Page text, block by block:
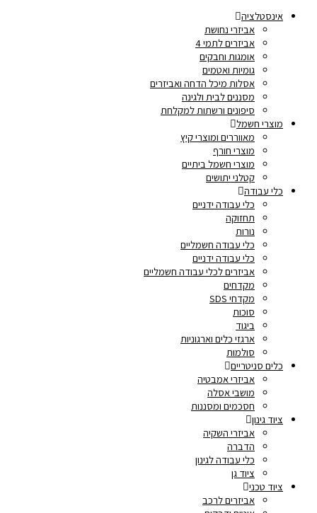
אינסטלציה
אביזרי נחושת
אביזרים לתמי 4
אומגות וחבקים
גומיות ואטמים
אסלות מיכל הדחה ואביזרים
מסננים לבית ולגינה
סיפונים ורשתות למקלחת
מוצרי חשמל
מאווררים ומוצרי קיץ
מוצרי חורף
מוצרי חשמל ביתיים
קטלני יתושים
כלי עבודה
כלי עבודה ידניים
תחזוקה
נורות
כלי עבודה חשמליים
כלי עבודה ידניים
אביזרים לכלי עבודה חשמליים
מקדחים
מקדחי SDS
סוכות
ביגוד
ארגזי כלים וארגוניות
סולמות
כלים סניטריים
אביזרי אמבטיה
מושבי אסלה
חסכמים ומסננות
ציוד גינון
אביזרי השקיה
הדברה
כלי עבודה לגינון
ציוד גן
ציוד טכני
אביזרים לרכב